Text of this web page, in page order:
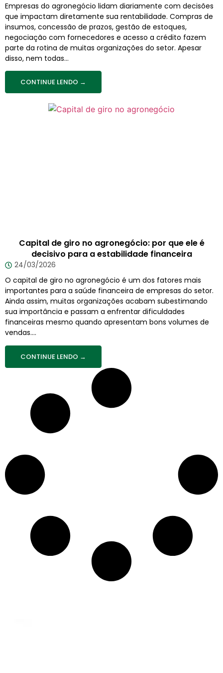
Empresas do agronegócio lidam diariamente com decisões
que impactam diretamente sua rentabilidade. Compras de
insumos, concessão de prazos, gestão de estoques,
negociação com fornecedores e acesso a crédito fazem
parte da rotina de muitas organizações do setor. Apesar
disso, nem todas...
CONTINUE LENDO →
Capital de giro no agronegócio: por que ele é
decisivo para a estabilidade financeira
24/03/2026
O capital de giro no agronegócio é um dos fatores mais
importantes para a saúde financeira de empresas do setor.
Ainda assim, muitas organizações acabam subestimando
sua importância e passam a enfrentar dificuldades
financeiras mesmo quando apresentam bons volumes de
vendas....
CONTINUE LENDO →